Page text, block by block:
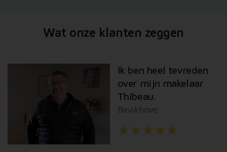
Wat onze klanten zeggen
Ik ben heel tevreden
over mijn makelaar
Thibeau.
Bavikhove
star star star star star